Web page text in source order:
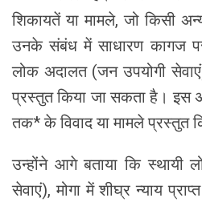
शिकायतें या मामले, जो किसी
उनके संबंध में साधारण कागज
लोक अदालत (जन उपयोगी
प्रस्तुत किया जा सकता है। इस
तक* के विवाद या मामले प्रस्तुत
उन्होंने आगे बताया कि स्थायी
सेवाएं), मोगा में शीघ्र न्याय